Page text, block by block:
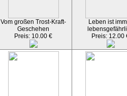
Vom großen Trost-Kraft-
Geschehen
Preis: 10.00 €
Leben ist
Preis: 12.00